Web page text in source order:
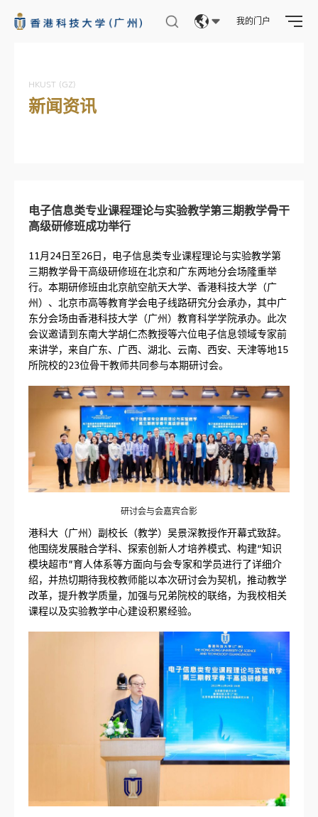
我的门户
HKUST (GZ)
新闻资讯
电子信息类专业课程理论与实验教学第三期教学骨干
高级研修班成功举行
11月24日至26日，电子信息类专业课程理论与实验教学第
三期教学骨干高级研修班在北京和广东两地分会场隆重举
行。本期研修班由北京航空航天大学、香港科技大学（广
州）、北京市高等教育学会电子线路研究分会承办，其中广
东分会场由香港科技大学（广州）教育科学学院承办。此次
会议邀请到东南大学胡仁杰教授等六位电子信息领域专家前
来讲学，来自广东、广西、湖北、云南、西安、天津等地15
所院校的23位骨干教师共同参与本期研讨会。
研讨会与会嘉宾合影
港科大（广州）副校长（教学）吴景深教授作开幕式致辞。
他围绕发展融合学科、探索创新人才培养模式、构建“知识
模块超市”育人体系等方面向与会专家和学员进行了详细介
绍，并热切期待我校教师能以本次研讨会为契机，推动教学
改革，提升教学质量，加强与兄弟院校的联络，为我校相关
课程以及实验教学中心建设积累经验。